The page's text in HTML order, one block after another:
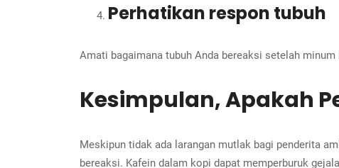
Perhatikan respon tubuh
Amati bagaimana tubuh Anda bereaksi setelah
Kesimpulan, Apakah
Meskipun tidak ada larangan mutlak bagi penderita
bereaksi. Kafein dalam kopi dapat memperburuk